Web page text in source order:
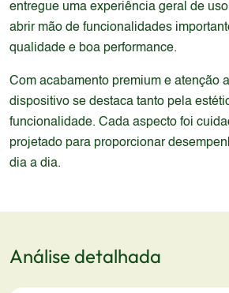
entregue uma experiência geral de
abrir mão de funcionalidades
qualidade e boa performance.
Com acabamento premium e atenção
dispositivo se destaca tanto pela
funcionalidade. Cada aspecto foi
projetado para proporcionar
dia a dia.
Análise detalhada